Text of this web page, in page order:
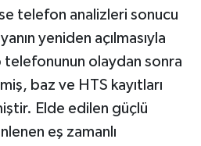
telefon analizleri sonucu
yeniden açılmasıyla
telefonunun olaydan sonra
baz ve HTS kayıtları
Elde edilen güçlü
eş zamanlı